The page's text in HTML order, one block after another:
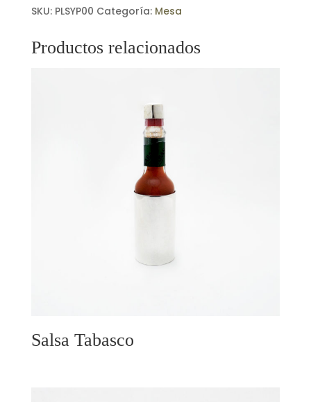
SKU: PLSYP00 Categoría: Mesa
Productos relacionados
Salsa Tabasco